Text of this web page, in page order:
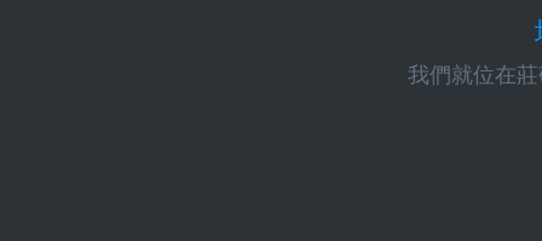
我們就位在